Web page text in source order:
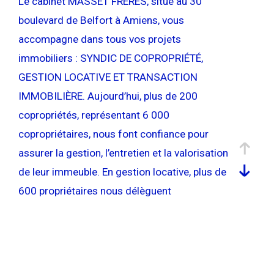
boulevard de Belfort à Amiens, vous
accompagne dans tous vos projets
immobiliers : SYNDIC DE COPROPRIÉTÉ,
GESTION LOCATIVE ET TRANSACTION
IMMOBILIÈRE. Aujourd’hui, plus de 200
copropriétés, représentant 6 000
copropriétaires, nous font confiance pour
assurer la gestion, l’entretien et la valorisation
de leur immeuble. En gestion locative, plus de
600 propriétaires nous délèguent
Pièces
Pièces
Localisation
Surface
AFFINER LES CRITÈRES
PARKING TERRASSE